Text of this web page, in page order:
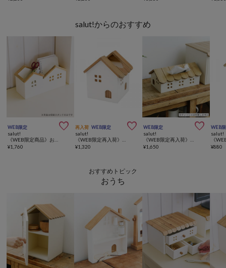
salut!からのおすすめ
WEB限定 
salut!
¥1,760
再入荷 WEB限定 
salut!
¥1,320
WEB限定 
salut!
¥1,650
WEB
salut!
¥880
おすすめトピック
おうち